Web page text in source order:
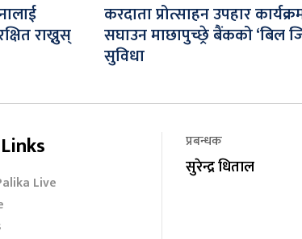
राख्नुस्
करदाता प्रोत्साहन उपहार
सघाउन माछापुच्छ्रे बैंकको ‘बिल
सुविधा
Live
प्रबन्धक
सुरेन्द्र धिताल